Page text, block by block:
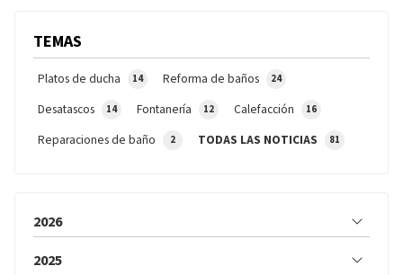
TEMAS
TODAS LAS NOTICIAS 81
Platos de ducha 14 Reforma de baños 24
Desatascos 14 Fontanería 12 Calefacción 16
Reparaciones de baño 2
2026
2025